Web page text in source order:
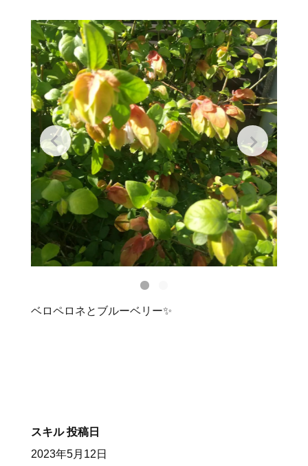
ベロペロネとブルーベリー✨
スキル 投稿日
2023年5月12日